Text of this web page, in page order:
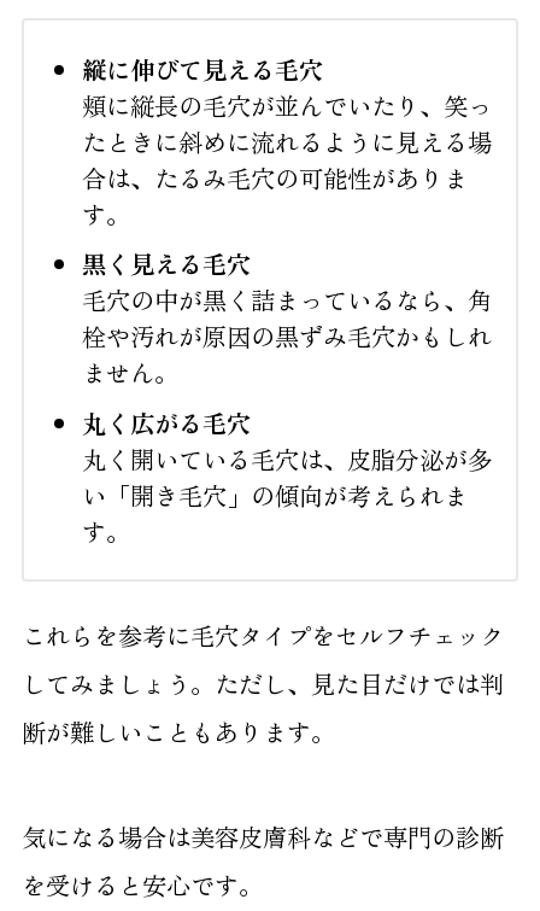
縦に伸びて見える毛穴
頬に縦長の毛穴が並んでいたり、笑っ
たときに斜めに流れるように見える場
合は、たるみ毛穴の可能性がありま
す。
黒く見える毛穴
毛穴の中が黒く詰まっているなら、角
栓や汚れが原因の黒ずみ毛穴かもしれ
ません。
丸く広がる毛穴
丸く開いている毛穴は、皮脂分泌が多
い「開き毛穴」の傾向が考えられま
す。
これらを参考に毛穴タイプをセルフチェック
してみましょう。ただし、見た目だけでは判
断が難しいこともあります。
気になる場合は美容皮膚科などで専門の診断
を受けると安心です。